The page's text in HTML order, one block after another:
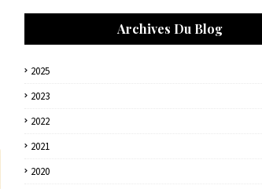
Archives Du Blog
2025
2023
2022
2021
2020